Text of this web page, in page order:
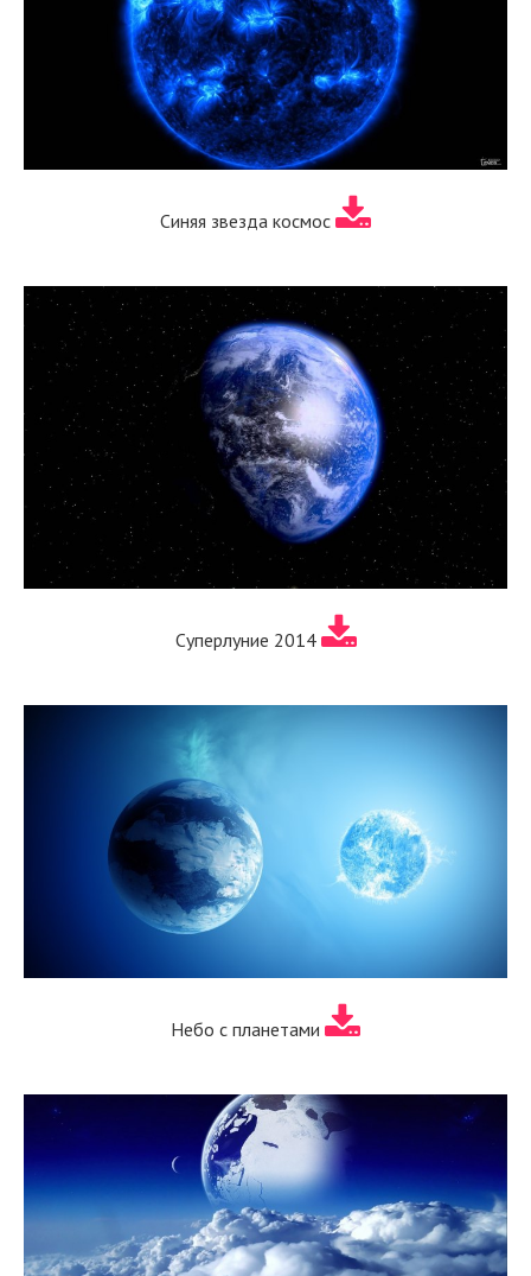
Синяя звезда космос
Суперлуние 2014
Небо с планетами